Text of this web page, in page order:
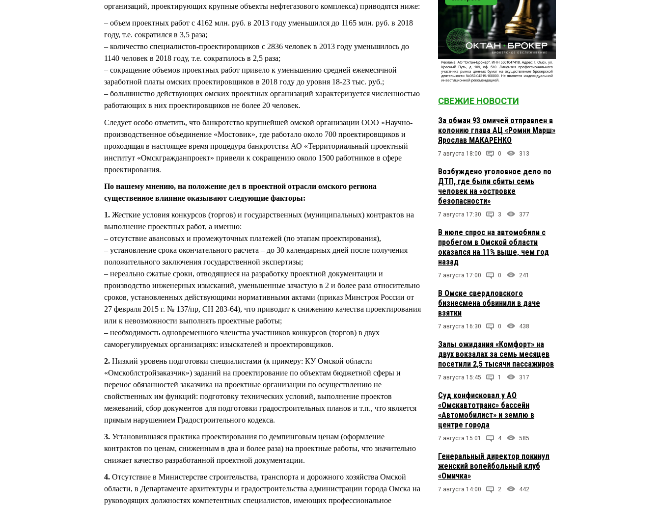
организаций, проектирующих крупные объекты нефтегазового комплекса) приводятся ниже:
– объем проектных работ с 4162 млн. руб. в 2013 году уменьшился до 1165 млн. руб. в 2018
году, т.е. сократился в 3,5 раза;
– количество специалистов-проектировщиков с 2836 человек в 2013 году уменьшилось до
1140 человек в 2018 году, т.е. сократилось в 2,5 раза;
– сокращение объемов проектных работ привело к уменьшению средней ежемесячной
заработной платы омских проектировщиков в 2018 году до уровня 18-23 тыс. руб.;
– большинство действующих омских проектных организаций характеризуется численностью
работающих в них проектировщиков не более 20 человек.
Следует особо отметить, что банкротство крупнейшей омской организации ООО «Научно-
производственное объединение «Мостовик», где работало около 700 проектировщиков и
проходящая в настоящее время процедура банкротства АО «Территориальный проектный
институт «Омскгражданпроект» привели к сокращению около 1500 работников в сфере
проектирования.
По нашему мнению, на положение дел в проектной отрасли омского региона
существенное влияние оказывают следующие факторы:
1. Жесткие условия конкурсов (торгов) и государственных (муниципальных) контрактов на
выполнение проектных работ, а именно:
– отсутствие авансовых и промежуточных платежей (по этапам проектирования),
– установление срока окончательного расчета – до 30 календарных дней после получения
положительного заключения государственной экспертизы;
– нереально сжатые сроки, отводящиеся на разработку проектной документации и
производство инженерных изысканий, уменьшенные зачастую в 2 и более раза относительно
сроков, установленных действующими нормативными актами (приказ Минстроя России от
27 февраля 2015 г. № 137/пр, СН 283-64), что приводит к снижению качества проектирования
или к невозможности выполнять проектные работы;
– необходимость одновременного членства участников конкурсов (торгов) в двух
саморегулируемых организациях: изыскателей и проектировщиков.
2. Низкий уровень подготовки специалистами (к примеру: КУ Омской области
«Омскоблстройзаказчик») заданий на проектирование по объектам бюджетной сферы и
перенос обязанностей заказчика на проектные организации по осуществлению не
свойственных им функций: подготовку технических условий, выполнение проектов
межеваний, сбор документов для подготовки градостроительных планов и т.п., что является
прямым нарушением Градостроительного кодекса.
3. Установившаяся практика проектирования по демпинговым ценам (оформление
контрактов по ценам, сниженным в два и более раза) на проектные работы, что значительно
снижает качество разработанной проектной документации.
4. Отсутствие в Министерстве строительства, транспорта и дорожного хозяйства Омской
области, в Департаменте архитектуры и градостроительства администрации города Омска на
руководящих должностях компетентных специалистов, имеющих профессиональное
СВЕЖИЕ НОВОСТИ
За обман 93 омичей отправлен в
колонию глава АЦ «Ромни Марш»
Ярослав МАКАРЕНКО
7 августа 18:00 0 313
Возбуждено уголовное дело по
ДТП, где были сбиты семь
человек на «островке
безопасности»
7 августа 17:30 3 377
В июле спрос на автомобили с
пробегом в Омской области
оказался на 11% выше, чем год
назад
7 августа 17:00 0 241
В Омске свердловского
бизнесмена обвинили в даче
взятки
7 августа 16:30 0 438
Залы ожидания «Комфорт» на
двух вокзалах за семь месяцев
посетили 2,5 тысячи пассажиров
7 августа 15:45 1 317
Суд конфисковал у АО
«Омскавтотранс» бассейн
«Автомобилист» и землю в
центре города
7 августа 15:01 4 585
Генеральный директор покинул
женский волейбольный клуб
«Омичка»
7 августа 14:00 2 442